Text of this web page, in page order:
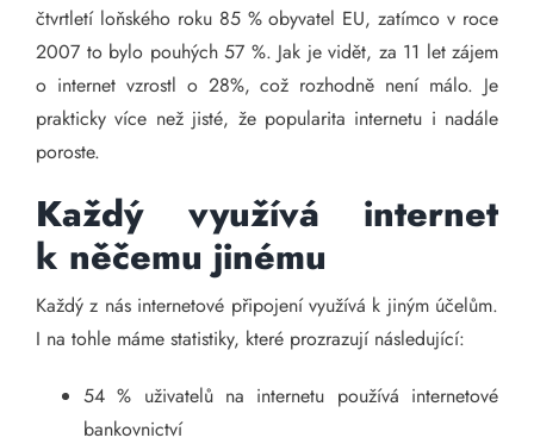
čtvrtletí loňského roku 85 % obyvatel EU, zatímco v roce
2007 to bylo pouhých 57 %. Jak je vidět, za 11 let zájem
o internet vzrostl o 28%, což rozhodně není málo. Je
prakticky více než jisté, že popularita internetu i nadále
poroste.
Každý využívá internet
k něčemu jinému
Každý z nás internetové připojení využívá k jiným účelům.
I na tohle máme statistiky, které prozrazují následující:
54 % uživatelů na internetu používá internetové
bankovnictví